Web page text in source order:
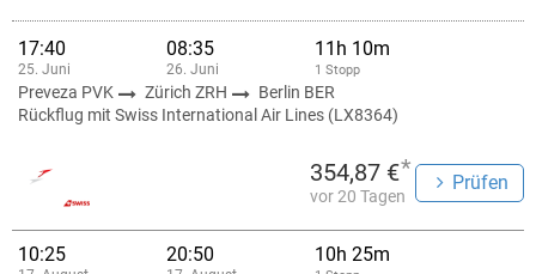
17:40
25. Juni
08:35
26. Juni
11h 10m
1 Stopp
Preveza PVK Zürich ZRH
Berlin BER
Rückflug mit Swiss International Air Lines (LX8364)
354,87 €*
vor 20 Tagen
Prüfen
10:25 20:50 10h 25m